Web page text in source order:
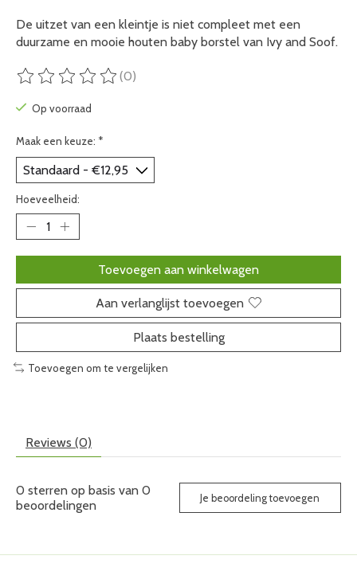
De uitzet van een kleintje is niet compleet met een
duurzame en mooie houten baby borstel van Ivy and Soof.
De beoordeling van dit product is
(0)
Op voorraad
Maak een keuze: *
Hoeveelheid:
Toevoegen aan winkelwagen
Aan verlanglijst toevoegen
Plaats bestelling
Toevoegen om te vergelijken
Reviews (0)
0 sterren op basis van 0
beoordelingen
Je beoordeling toevoegen